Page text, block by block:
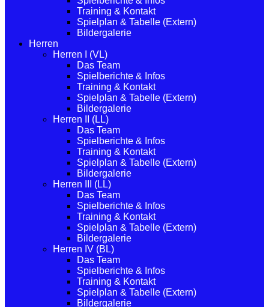
Training & Kontakt
Spielplan & Tabelle (Extern)
Bildergalerie
Herren
Herren I (VL)
Das Team
Spielberichte & Infos
Training & Kontakt
Spielplan & Tabelle (Extern)
Bildergalerie
Herren II (LL)
Das Team
Spielberichte & Infos
Training & Kontakt
Spielplan & Tabelle (Extern)
Bildergalerie
Herren III (LL)
Das Team
Spielberichte & Infos
Training & Kontakt
Spielplan & Tabelle (Extern)
Bildergalerie
Herren IV (BL)
Das Team
Spielberichte & Infos
Training & Kontakt
Spielplan & Tabelle (Extern)
Bildergalerie